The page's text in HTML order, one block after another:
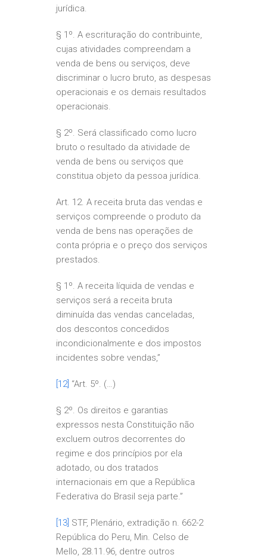
jurídica.
§ 1º. A escrituração do contribuinte,
cujas atividades compreendam a
venda de bens ou serviços, deve
discriminar o lucro bruto, as despesas
operacionais e os demais resultados
operacionais.
§ 2º. Será classificado como lucro
bruto o resultado da atividade de
venda de bens ou serviços que
constitua objeto da pessoa jurídica.
Art. 12. A receita bruta das vendas e
serviços compreende o produto da
venda de bens nas operações de
conta própria e o preço dos serviços
prestados.
§ 1º. A receita líquida de vendas e
serviços será a receita bruta
diminuída das vendas canceladas,
dos descontos concedidos
incondicionalmente e dos impostos
incidentes sobre vendas,”
[12] “Art. 5º. (…)
§ 2º. Os direitos e garantias
expressos nesta Constituição não
excluem outros decorrentes do
regime e dos princípios por ela
adotado, ou dos tratados
internacionais em que a República
Federativa do Brasil seja parte.”
[13] STF, Plenário, extradição n. 662-2
República do Peru, Min. Celso de
Mello, 28.11.96, dentre outros